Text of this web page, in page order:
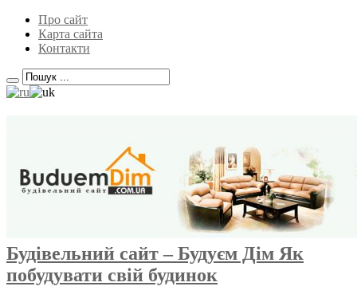
Про сайт
Карта сайта
Контакти
Будівельний сайт – Будуєм Дім Як
побудувати свій будинок